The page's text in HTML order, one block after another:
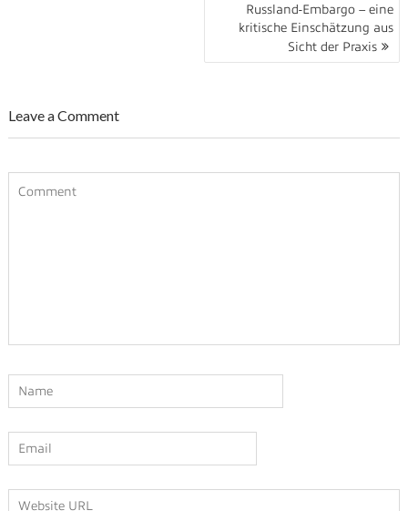
Russland-Embargo – eine
kritische Einschätzung aus
Sicht der Praxis
Leave a Comment